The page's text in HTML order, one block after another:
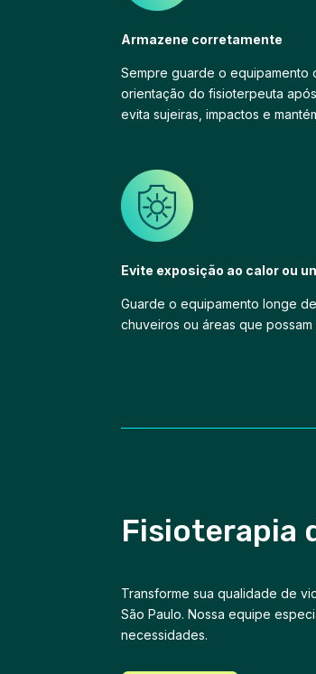
Armazene corretamente
Sempre guarde o equipamento
orientação do fisioterpeuta
evita sujeiras, impactos e
Evite exposição ao calor ou
Guarde o equipamento longe de
chuveiros ou áreas que
Fisioterapia
Transforme sua qualidade de
São Paulo. Nossa equipe
necessidades.